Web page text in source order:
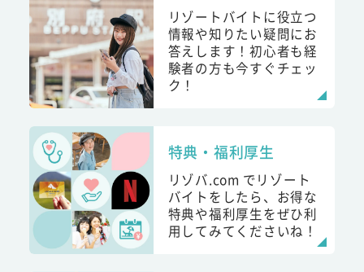
リゾートバイトに役立つ
情報や知りたい疑問にお
答えします！初心者も経
験者の方も今すぐチェッ
ク！
特典・福利厚生
リゾバ.com でリゾート
バイトをしたら、お得な
特典や福利厚生をぜひ利
用してみてくださいね！